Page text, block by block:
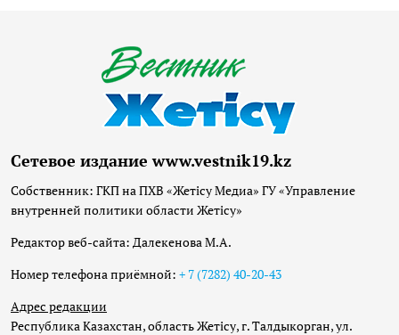
Сетевое издание www.vestnik19.kz
Собственник: ГКП на ПХВ «Жетісу Медиа» ГУ «Управление
внутренней политики области Жетісу»
Редактор веб-сайта: Далекенова М.А.
Номер телефона приёмной: + 7 (7282) 40-20-43
Адрес редакции
Республика Казахстан, область Жетісу, г. Талдыкорган, ул.